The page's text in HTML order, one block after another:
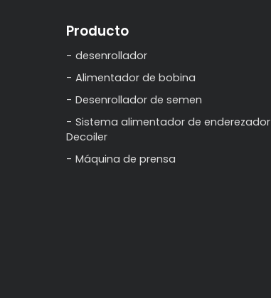
Producto
desenrollador
Alimentador de bobina
Desenrollador de semen
Sistema alimentador de enderezador
Decoiler
Máquina de prensa